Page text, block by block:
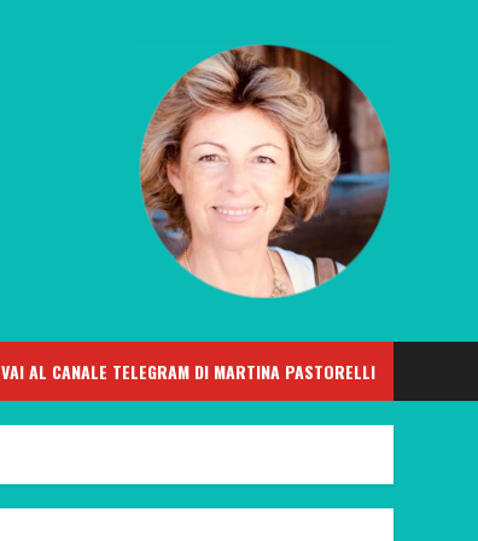
VAI AL CANALE TELEGRAM DI MARTINA PASTORELLI